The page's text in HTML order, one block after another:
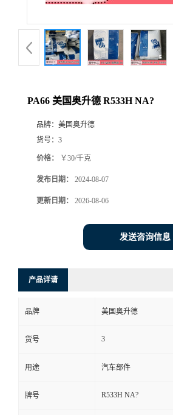
PA66 美国奥升德 R533H NA?
品牌： 美国奥升德
货号： 3
价格： ￥30/千克
发布日期： 2024-08-07
更新日期： 2026-08-06
发送咨询信息
产品详请
品牌 美国奥升德
货号 3
用途 汽车部件
牌号 R533H NA?